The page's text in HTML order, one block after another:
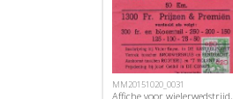
MM20151020_0031
Affiche voor wielerwedstrijd,